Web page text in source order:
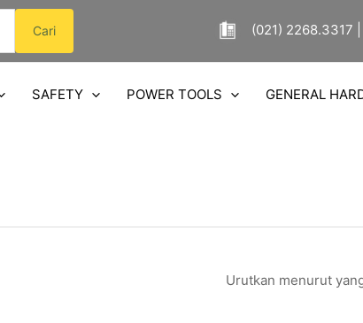
Cari (021) 2268.3317
SAFETY POWER TOOLS GENERAL